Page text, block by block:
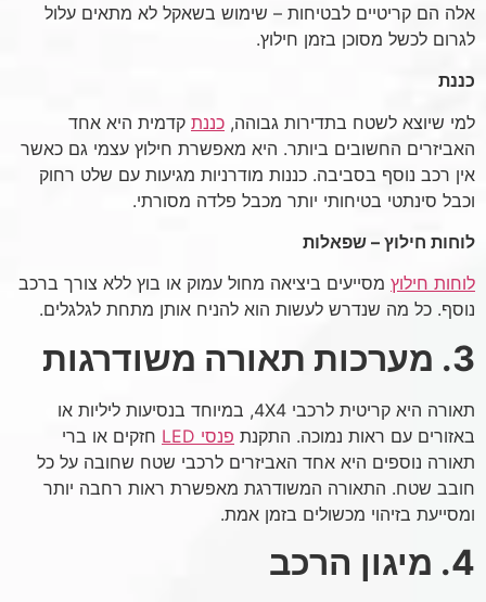
אלה הם קריטיים לבטיחות – שימוש בשאקל לא מתאים עלול
לגרום לכשל מסוכן בזמן חילוץ.
כננת
למי שיוצא לשטח בתדירות גבוהה, כננת קדמית היא אחד
האביזרים החשובים ביותר. היא מאפשרת חילוץ עצמי גם כאשר
אין רכב נוסף בסביבה. כננות מודרניות מגיעות עם שלט רחוק
וכבל סינתטי בטיחותי יותר מכבל פלדה מסורתי.
לוחות חילוץ – שפאלות
לוחות חילוץ מסייעים ביציאה מחול עמוק או בוץ ללא צורך ברכב
נוסף. כל מה שנדרש לעשות הוא להניח אותן מתחת לגלגלים.
3. מערכות תאורה משודרגות
תאורה היא קריטית לרכבי 4X4, במיוחד בנסיעות ליליות או
באזורים עם ראות נמוכה. התקנת פנסי LED
חזקים או ברי
תאורה נוספים היא אחד האביזרים לרכבי שטח שחובה על כל
חובב שטח. התאורה המשודרגת מאפשרת ראות רחבה יותר
ומסייעת בזיהוי מכשולים בזמן אמת.
4. מיגון הרכב